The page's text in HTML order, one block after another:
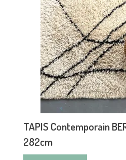
TAPIS Contemporain
282cm